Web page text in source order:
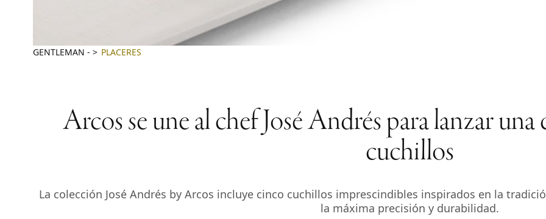
GENTLEMAN - PLACERES
Arcos se une al chef José Andrés para lanzar
cuchillos
La colección José Andrés by Arcos incluye cinco cuchillos imprescindibles inspirados en la
la máxima precisión y durabilidad.